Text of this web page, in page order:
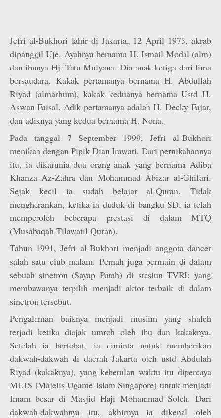
Jefri al-Bukhori lahir di Jakarta, 12 April 1973, akrab
dipanggil Uje. Ayahnya bernama H. Ismail Modal (alm)
dan ibunya Hj. Tatu Mulyana. Dia anak ketiga dari lima
bersaudara. Kakak pertamanya bernama H. Abdullah
Riyad (almarhum), kakak keduanya bernama Ustd H.
Aswan Faisal. Adik pertamanya adalah H. Decky Fajar,
dan adiknya yang kedua bernama H. Nona.
Pada tanggal 7 September 1999, Jefri al-Bukhori
menikah dengan Pipik Dian Irawati. Dari pernikahannya
itu, ia dikarunia dua orang anak yang bernama Adiba
Khanza Az-Zahra dan Mohammad Abizar al-Ghifari.
Sejak kecil ia sudah belajar al-Quran. Tidak
mengherankan, ketika ia duduk di bangku SD, ia telah
memperoleh beberapa prestasi di dalam MTQ
(Musabaqah Tilawatil Quran).
Tahun 1991, Jefri al-Bukhori menjadi anggota dancer
salah satu club malam. Pernah juga bermain di dalam
sebuah sinetron (Sayap Patah) di stasiun TVRI; yang
membawanya terpilih menjadi aktor terbaik di dalam
sinetron tersebut.
Pengalaman baiknya menjadi muslim yang shaleh
terjadi ketika diajak umroh oleh ibu dan kakaknya.
Setelah ia bertobat, ia diminta untuk memberikan
dakwah-dakwah di daerah Jakarta oleh ustd Abdulah
Riyad (kakaknya), yang kebetulan waktu itu dipercaya
MUIS (Majelis Ugame Islam Singapore) untuk menjadi
Imam besar di Masjid Haji Mohammad Soleh. Dari
dakwah-dakwahnya itu, akhirnya ia dikenal oleh